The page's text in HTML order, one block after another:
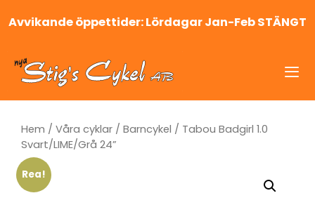
tillAvvikande öppettider: Lördagar Jan-Feb STÄNGT
Hem / Våra cyklar / Barncykel / Tabou Badgirl 1.0
Svart/LIME/Grå 24”
Rea!